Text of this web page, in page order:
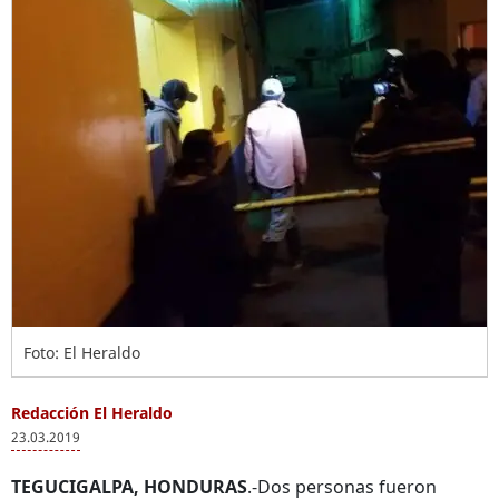
Foto: El Heraldo
Redacción El Heraldo
23.03.2019
TEGUCIGALPA, HONDURAS.-Dos personas fueron